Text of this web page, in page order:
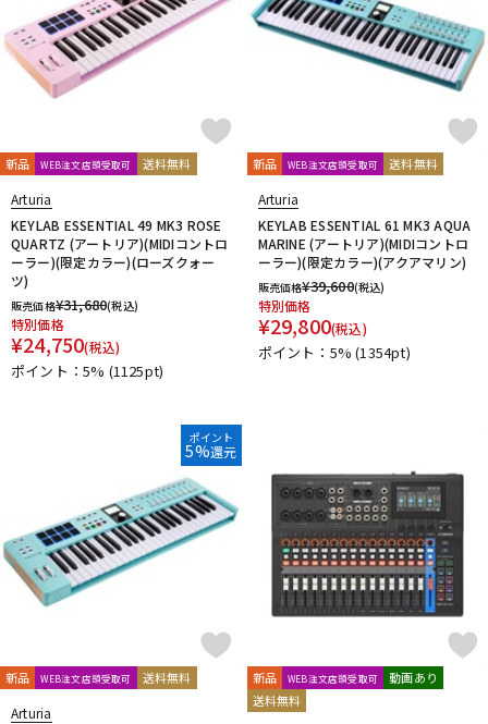
新品 WEB注文店頭受取可 送料無料
Arturia
KEYLAB ESSENTIAL 49 MK3 ROSE
QUARTZ (アートリア)(MIDIコントロ
ーラー)(限定カラー)(ローズクォー
ツ)
販売価格¥31,680(税込)
特別価格
¥24,750(税込)
ポイント：5% (1125pt)
新品 WEB注文店頭受取可 送料無料
Arturia
KEYLAB ESSENTIAL 61 MK3 AQUA
MARINE (アートリア)(MIDIコントロ
ーラー)(限定カラー)(アクアマリン)
販売価格¥39,600(税込)
特別価格
¥29,800(税込)
ポイント：5%(1354pt)
ポイント
5%還元
新品 WEB注文店頭受取可 送料無料
Arturia
新品 WEB注文店頭受取可
動画あり
送料無料